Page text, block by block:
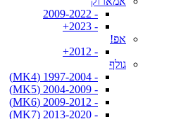
- 2009-2022
- 2023+
אפ!
- 2012+
גולף
- 1997-2004 (MK4)
- 2004-2009 (MK5)
- 2009-2012 (MK6)
- 2013-2020 (MK7)